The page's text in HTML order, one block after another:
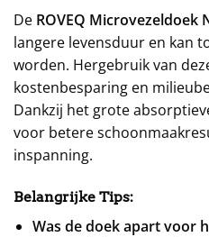
De ROVEQ Microvezeldoek
langere levensduur en kan
worden. Hergebruik van
kostenbesparing en
Dankzij het grote
voor betere
inspanning.
Belangrijke Tips:
Was de doek apart voor